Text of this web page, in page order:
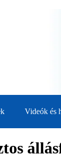
Videók és